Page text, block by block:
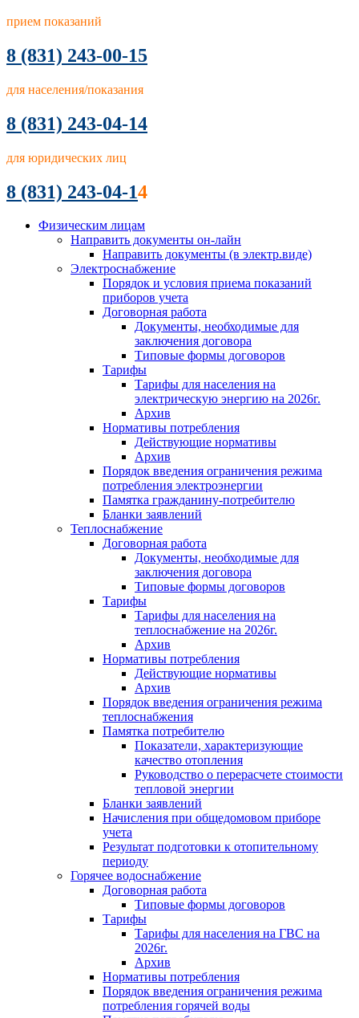
прием показаний
8 (831) 243-00-15
для населения/показания
8 (831) 243-04-14
для юридических лиц
8 (831) 243-04-14
Физическим лицам
Направить документы он-лайн
Направить документы (в электр.виде)
Электроснабжение
Порядок и условия приема показаний
приборов учета
Договорная работа
Документы, необходимые для
заключения договора
Типовые формы договоров
Тарифы
Тарифы для населения на
электрическую энергию на 2026г.
Архив
Нормативы потребления
Действующие нормативы
Архив
Порядок введения ограничения режима
потребления электроэнергии
Памятка гражданину-потребителю
Бланки заявлений
Теплоснабжение
Договорная работа
Документы, необходимые для
заключения договора
Типовые формы договоров
Тарифы
Тарифы для населения на
теплоснабжение на 2026г.
Архив
Нормативы потребления
Действующие нормативы
Архив
Порядок введения ограничения режима
теплоснабжения
Памятка потребителю
Показатели, характеризующие
качество отопления
Руководство о перерасчете стоимости
тепловой энергии
Бланки заявлений
Начисления при общедомовом приборе
учета
Результат подготовки к отопительному
периоду
Горячее водоснабжение
Договорная работа
Типовые формы договоров
Тарифы
Тарифы для населения на ГВС на
2026г.
Архив
Нормативы потребления
Порядок введения ограничения режима
потребления горячей воды